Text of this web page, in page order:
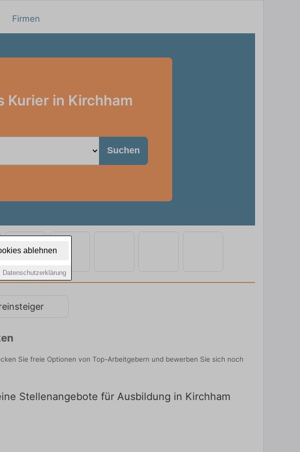
ablehnen
Datenschutzerklärung
Firmen
Kurier in Kirchham
Suchen
Sie freie Optionen von Top-Arbeitgebern und bewerben Sie sich noch
Stellenangebote für Ausbildung in Kirchham